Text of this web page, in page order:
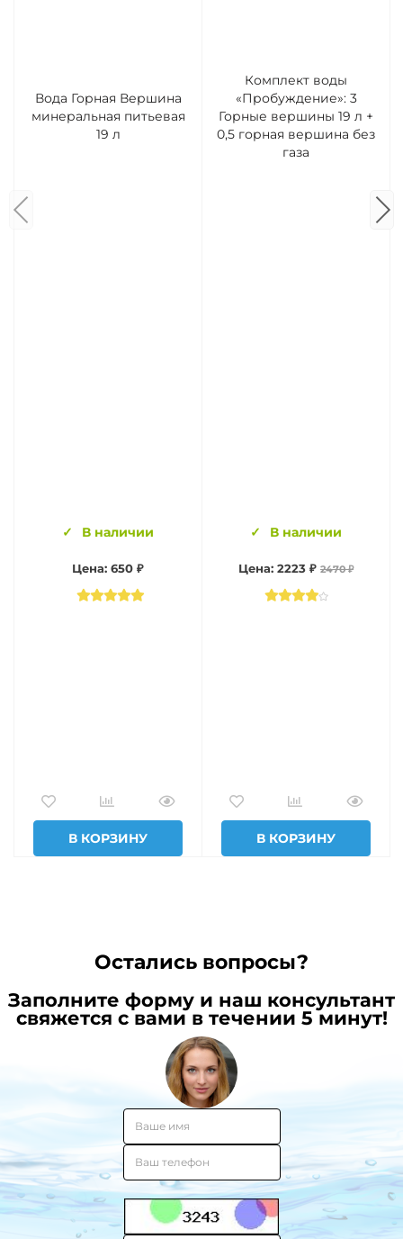
Вода Горная Вершина
минеральная питьевая
19 л
В наличии
Цена: 650 ₽
В КОРЗИНУ
Комплект воды
«Пробуждение»: 3
Горные вершины 19 л +
0,5 горная вершина без
газа
В наличии
Цена: 2223 ₽ 2470 ₽
В КОРЗИНУ
Остались вопросы?
Заполните форму и наш консультант
свяжется с вами в течении 5 минут!